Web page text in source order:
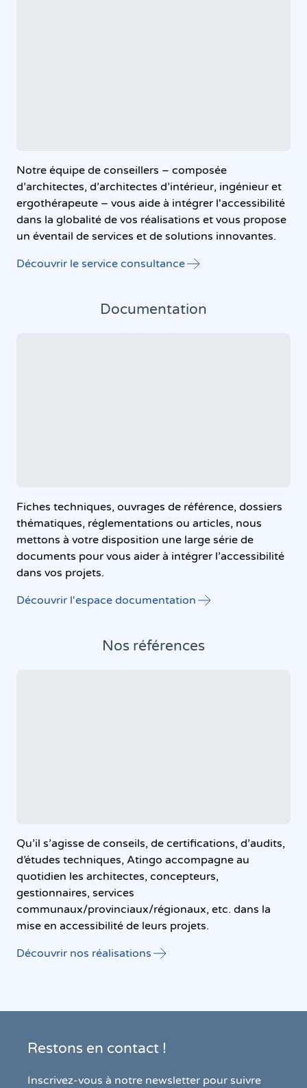
Notre équipe de conseillers – composée
d’architectes, d’architectes d’intérieur, ingénieur et
ergothérapeute – vous aide à intégrer l'accessibilité
dans la globalité de vos réalisations et vous propose
un éventail de services et de solutions innovantes.
Découvrir le service consultance
Documentation
Fiches techniques, ouvrages de référence, dossiers
thématiques, réglementations ou articles, nous
mettons à votre disposition une large série de
documents pour vous aider à intégrer l’accessibilité
dans vos projets.
Découvrir l'espace documentation
Nos références
Qu’il s’agisse de conseils, de certifications, d’audits,
d’études techniques, Atingo accompagne au
quotidien les architectes, concepteurs,
gestionnaires, services
communaux/provinciaux/régionaux, etc. dans la
mise en accessibilité de leurs projets.
Découvrir nos réalisations
Restons en contact !
Inscrivez-vous à notre newsletter pour suivre